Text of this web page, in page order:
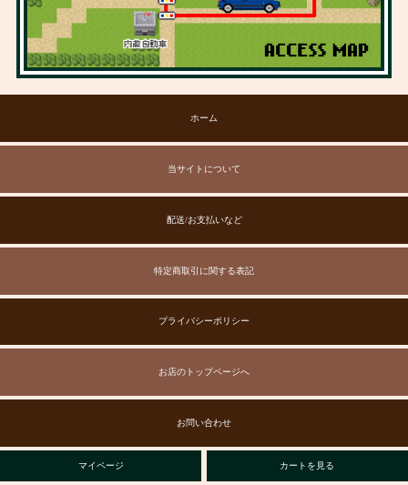
ホーム
当サイトについて
配送/お支払いなど
特定商取引に関する表記
プライバシーポリシー
お店のトップページへ
お問い合わせ
マイページ カートを見る